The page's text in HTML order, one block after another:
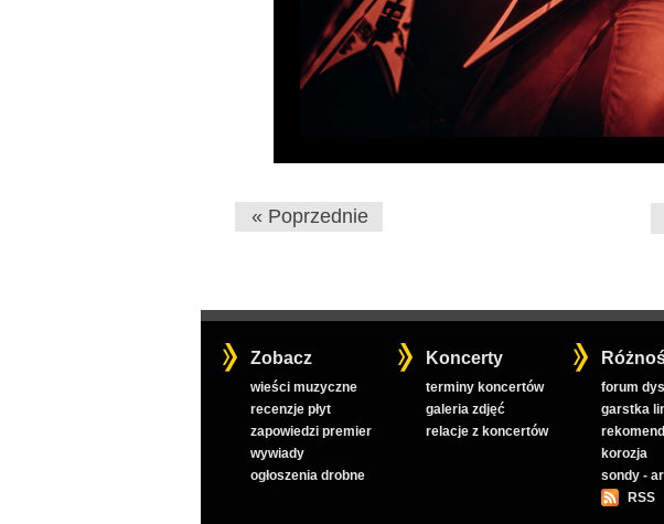
« Poprzednie
Zobacz
wieści muzyczne
recenzje płyt
zapowiedzi premier
wywiady
ogłoszenia drobne
Koncerty
terminy koncertów
galeria zdjęć
relacje z koncertów
forum
garstka
korozja
sondy -
RSS